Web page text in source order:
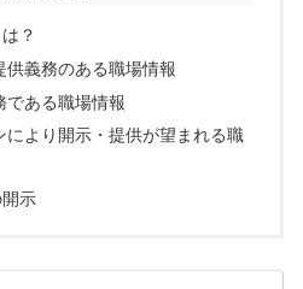
？
供義務のある職場情報
である職場情報
により開示・提供が望まれる職
示